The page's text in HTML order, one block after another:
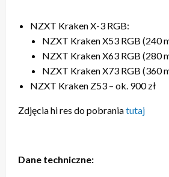
NZXT Kraken X-3 RGB:
NZXT Kraken X53 RGB (240
NZXT Kraken X63 RGB (280
NZXT Kraken X73 RGB (360
NZXT Kraken Z53 – ok. 900 zł
Zdjęcia hi res do pobraniatutaj
Dane techniczne: